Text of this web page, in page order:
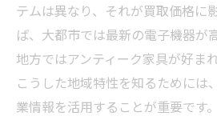
テムは異なり、それが買取価格に
ば、大都市では最新の電子機器が
地方ではアンティーク家具が好ま
こうした地域特性を知るためには
業情報を活用することが重要です